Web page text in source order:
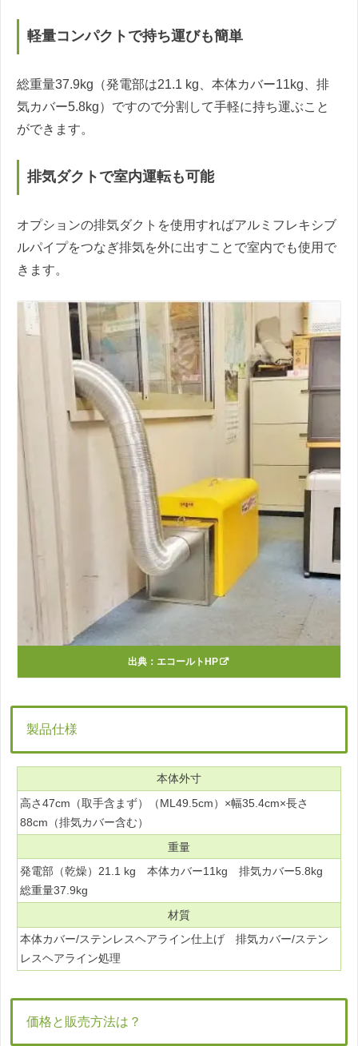
軽量コンパクトで持ち運びも簡単
総重量37.9kg（発電部は21.1 kg、本体カバー11kg、排
気カバー5.8kg）ですので分割して手軽に持ち運ぶこと
ができます。
排気ダクトで室内運転も可能
オプションの排気ダクトを使用すればアルミフレキシブ
ルパイプをつなぎ排気を外に出すことで室内でも使用で
きます。
出典： エコールトHP
製品仕様
本体外寸
高さ47cm（取手含まず）（ML49.5cm）×幅35.4cm×長さ
88cm（排気カバー含む）
重量
発電部（乾燥）21.1 kg 本体カバー11kg 排気カバー5.8kg
総重量37.9kg
材質
本体カバー/ステンレスヘアライン仕上げ 排気カバー/ステン
レスヘアライン処理
価格と販売方法は？